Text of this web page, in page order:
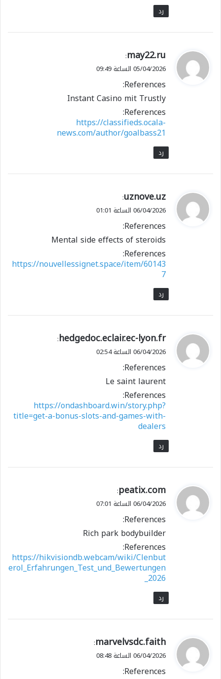
رد
ي
ق
ل
may22.ru
:
05/04/2026 الساعة 09:49
References:
Instant Casino mit Trustly
References:
https://classifieds.ocala-
news.com/author/goalbass21
رد
ي
ق
ل
uznove.uz
:
06/04/2026 الساعة 01:01
References:
Mental side effects of steroids
References:
https://nouvellessignet.space/item/60143
7
رد
ي
ق
ل
hedgedoc.eclair.ec-lyon.fr
:
06/04/2026 الساعة 02:54
References:
Le saint laurent
References:
https://ondashboard.win/story.php?
title=get-a-bonus-slots-and-games-with-
dealers
رد
ي
ق
ل
peatix.com
:
06/04/2026 الساعة 07:01
References:
Rich park bodybuilder
References:
https://hikvisiondb.webcam/wiki/Clenbut
erol_Erfahrungen_Test_und_Bewertungen
_2026
رد
ي
ق
ل
marvelvsdc.faith
:
06/04/2026 الساعة 08:48
References: